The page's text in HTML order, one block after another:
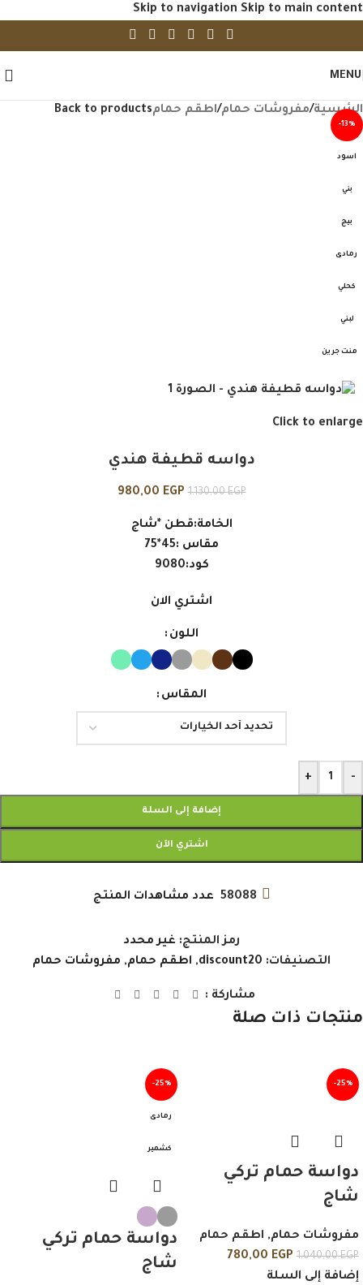
Skip to navigation Skip to main content
MENU
الرئيسية/مفروشات حمام/اطقم حمامBack to products
-13%
اسود
بني
بيج
رمادى
كحلي
لبني
منت جرين
Click to enlarge
دواسه قطيفة هندي
1.130,00EGP
980,00 EGP
الخامة:قطن *شاج
مقاس :45*75
كود:9080
اشتري الان
اللون
المقاس
-
+
إضافة إلى السلة
اشتري الآن
58088 عدد مشاهدات المنتج
رمز المنتج: غير محدد
التصنيفات: discount20
, اطقم حمام, مفروشات حمام
مشاركة :
منتجات ذات صلة
-25%
دواسة حمام تركي
شاج
مفروشات حمام, اطقم حمام
1.040,00EGP
780,00 EGP
إضافة إلى السلة
-25%
رمادى
كشمير
دواسة حمام تركي
شاج